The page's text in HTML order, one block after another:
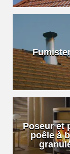
Poseur et
poêle à